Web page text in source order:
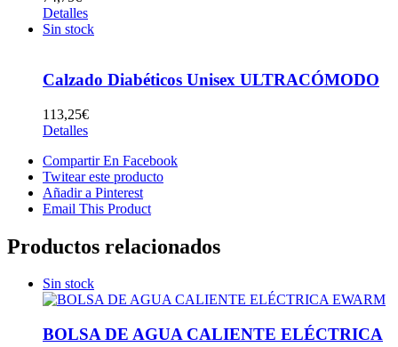
Detalles
Sin stock
Calzado Diabéticos Unisex ULTRACÓMODO
113,25€
Detalles
Compartir En Facebook
Twitear este producto
Añadir a Pinterest
Email This Product
Productos relacionados
Sin stock
BOLSA DE AGUA CALIENTE ELÉCTRICA